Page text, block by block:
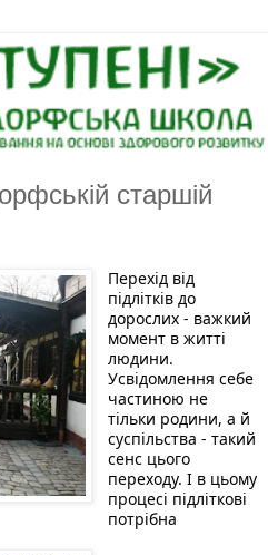
старшій
Перехід від
підлітків до
дорослих - важкий
момент в житті
людини.
Усвідомлення себе
частиною не
тільки родини, а й
суспільства - такий
сенс цього
переходу. І в цьому
процесі підліткові
потрібна